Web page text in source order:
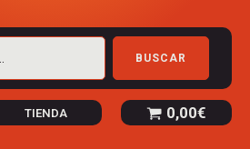
BUSCAR
TIENDA 0,00€